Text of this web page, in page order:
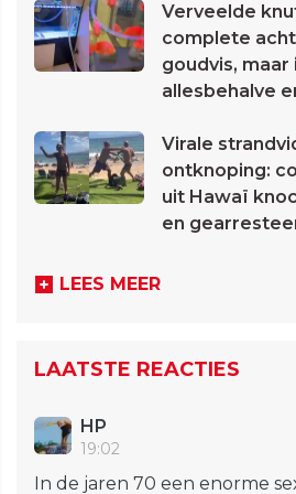
Verveelde
complete
goudvis,
allesbehalve
Virale
ontknoping:
uit Hawaï
en
LEES MEER
LAATSTE REACTIES
HP
19:02
In de jaren 70 een enorme